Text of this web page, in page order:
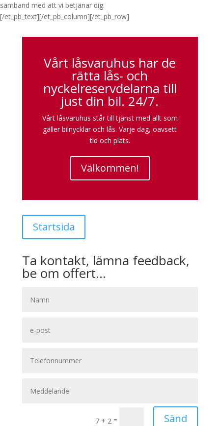
samband med att vi betjänar dig.
[/et_pb_text][/et_pb_column][/et_pb_row]
Vårt låsvaruhus har de
rätta lås- och
nyckelreservdelarna till
just din bil. 24/7.
Vårt låsvaruhus står till tjänst med allt som
gäller bilnycklar och lås. Varje dag, oavsett
tid och plats.
Välkommen!
Startsida
Ta kontakt, lämna feedback,
be om offert…
7 + 2 = Sänd